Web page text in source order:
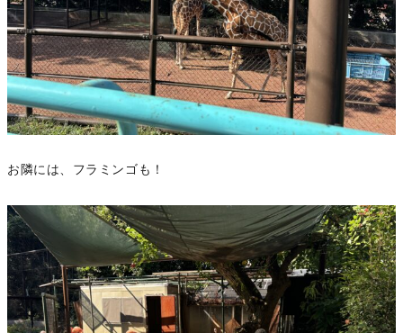
お隣には、フラミンゴも！